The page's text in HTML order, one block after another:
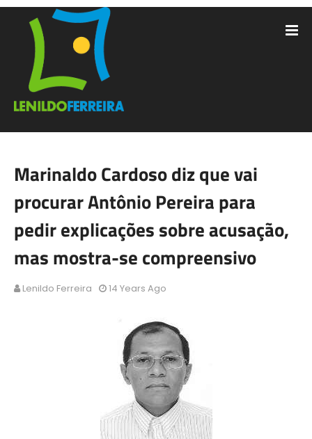
Marinaldo Cardoso diz que vai
procurar Antônio Pereira para
pedir explicações sobre acusação,
mas mostra-se compreensivo
Lenildo Ferreira 14 Years Ago